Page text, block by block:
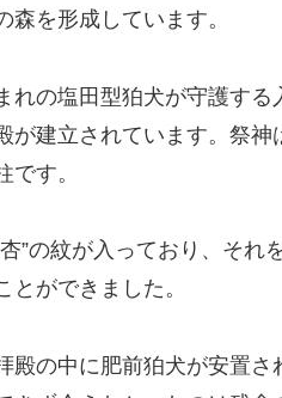
森を形成しています。
れの塩田型狛犬が守護す
が建立されています。祭
です。
”の紋が入っており、そ
とができました。
殿の中に肥前狛犬が安置